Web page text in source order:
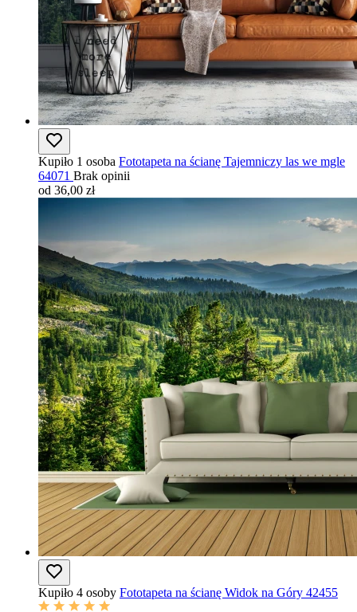
Kupiło 1 osoba Fototapeta na ścianę Tajemniczy las we mgle
64071 Brak opinii
od 36,00 zł
Kupiło 4 osoby Fototapeta na ścianę Widok na Góry 42455